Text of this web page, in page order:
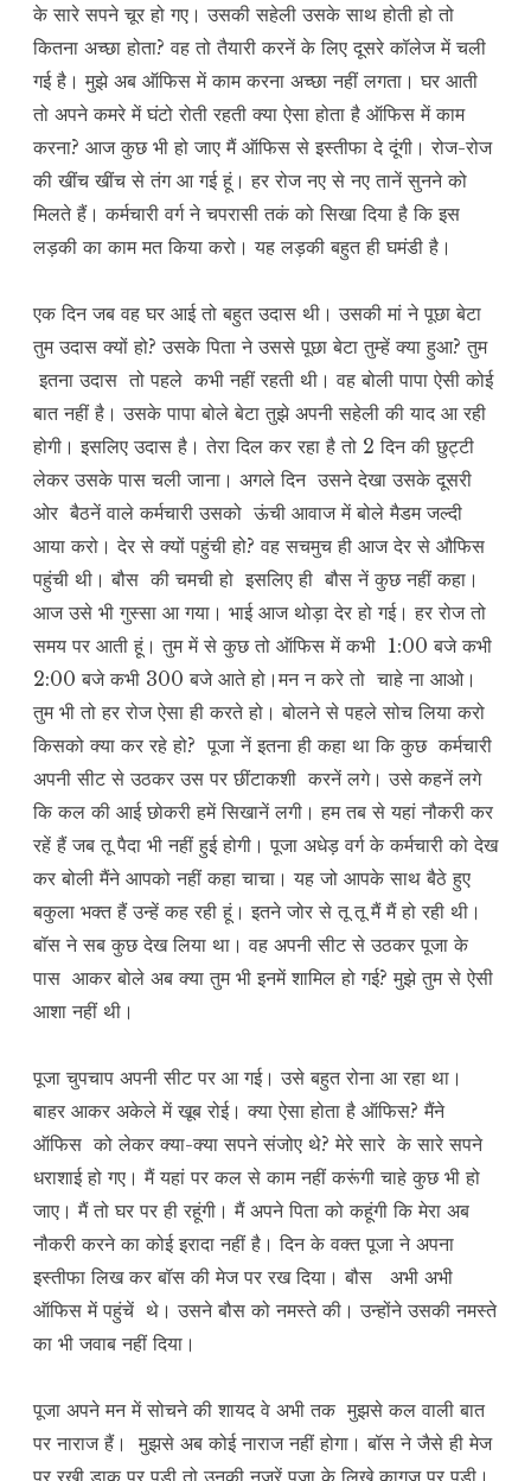
के सारे सपने चूर हो गए। उसकी सहेली उसके साथ होती हो तो
कितना अच्छा होता? वह तो तैयारी करनें के लिए दूसरे कॉलेज में चली
गई है। मुझे अब ऑफिस में काम करना अच्छा नहीं लगता। घर आती
तो अपने कमरे में घंटो रोती रहती क्या ऐसा होता है ऑफिस में काम
करना? आज कुछ भी हो जाए मैं ऑफिस से इस्तीफा दे दूंगी। रोज-रोज
की खींच खींच से तंग आ गई हूं। हर रोज नए से नए तानें सुनने को
मिलते हैं। कर्मचारी वर्ग ने चपरासी तकं को सिखा दिया है कि इस
लड़की का काम मत किया करो। यह लड़की बहुत ही घमंडी है।
एक दिन जब वह घर आई तो बहुत उदास थी। उसकी मां ने पूछा बेटा
तुम उदास क्यों हो? उसके पिता ने उससे पूछा बेटा तुम्हें क्या हुआ? तुम
इतना उदास तो पहले कभी नहीं रहती थी। वह बोली पापा ऐसी कोई
बात नहीं है। उसके पापा बोले बेटा तुझे अपनी सहेली की याद आ रही
होगी। इसलिए उदास है। तेरा दिल कर रहा है तो 2 दिन की छुट्टी
लेकर उसके पास चली जाना। अगले दिन उसने देखा उसके दूसरी
ओर बैठनें वाले कर्मचारी उसको ऊंची आवाज में बोले मैडम जल्दी
आया करो। देर से क्यों पहुंची हो? वह सचमुच ही आज देर से औफिस
पहुंची थी। बौस की चमची हो इसलिए ही बौस नें कुछ नहीं कहा।
आज उसे भी गुस्सा आ गया। भाई आज थोड़ा देर हो गई। हर रोज तो
समय पर आती हूं। तुम में से कुछ तो ऑफिस में कभी 1:00 बजे कभी
2:00 बजे कभी 300 बजे आते हो।मन न करे तो चाहे ना आओ।
तुम भी तो हर रोज ऐसा ही करते हो। बोलने से पहले सोच लिया करो
किसको क्या कर रहे हो? पूजा नें इतना ही कहा था कि कुछ कर्मचारी
अपनी सीट से उठकर उस पर छींटाकशी करनें लगे। उसे कहनें लगे
कि कल की आई छोकरी हमें सिखानें लगी। हम तब से यहां नौकरी कर
रहें हैं जब तू पैदा भी नहीं हुई होगी। पूजा अधेड़ वर्ग के कर्मचारी को देख
कर बोली मैंने आपको नहीं कहा चाचा। यह जो आपके साथ बैठे हुए
बकुला भक्त हैं उन्हें कह रही हूं। इतने जोर से तू तू मैं मैं हो रही थी।
बॉस ने सब कुछ देख लिया था। वह अपनी सीट से उठकर पूजा के
पास आकर बोले अब क्या तुम भी इनमें शामिल हो गई? मुझे तुम से ऐसी
आशा नहीं थी।
पूजा चुपचाप अपनी सीट पर आ गई। उसे बहुत रोना आ रहा था।
बाहर आकर अकेले में खूब रोई। क्या ऐसा होता है ऑफिस? मैंने
ऑफिस को लेकर क्या-क्या सपने संजोए थे? मेरे सारे के सारे सपने
धराशाई हो गए। मैं यहां पर कल से काम नहीं करूंगी चाहे कुछ भी हो
जाए। मैं तो घर पर ही रहूंगी। मैं अपने पिता को कहूंगी कि मेरा अब
नौकरी करने का कोई इरादा नहीं है। दिन के वक्त पूजा ने अपना
इस्तीफा लिख कर बॉस की मेज पर रख दिया। बौस अभी अभी
ऑफिस में पहुंचें थे। उसने बौस को नमस्ते की। उन्होंने उसकी नमस्ते
का भी जवाब नहीं दिया।
पूजा अपने मन में सोचने की शायद वे अभी तक मुझसे कल वाली बात
पर नाराज हैं। मुझसे अब कोई नाराज नहीं होगा। बॉस ने जैसे ही मेज